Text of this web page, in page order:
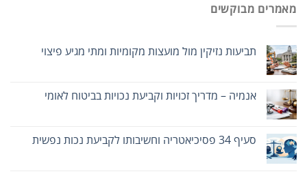
מאמרים מבוקשים
תביעות נזיקין מול מועצות מקומיות ומתי מגיע פיצוי
אנמיה – מדריך זכויות וקביעת נכויות בביטוח לאומי
סעיף 34 פסיכיאטריה וחשיבותו לקביעת נכות נפשית